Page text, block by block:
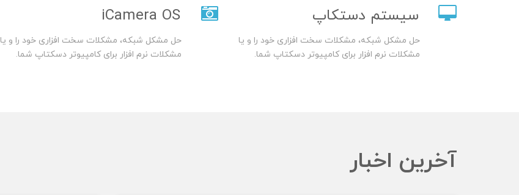
iCamera OS
حل مشکل شبکه، مشکلات سخت افزاری خود را و یا
مشکلات نرم افزار برای کامپیوتر دسکتاپ شما.
سیستم دستکاپ
حل مشکل شبکه، مشکلات سخت افزاری خود را و یا
مشکلات نرم افزار برای کامپیوتر دسکتاپ شما.
آخرین اخبار